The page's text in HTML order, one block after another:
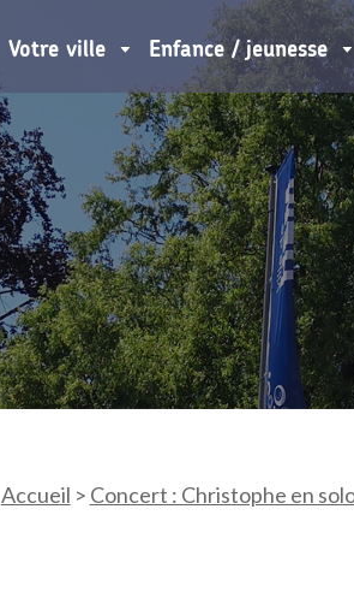
Votre ville Enfance / jeunesse
Accueil > Concert : Christophe en